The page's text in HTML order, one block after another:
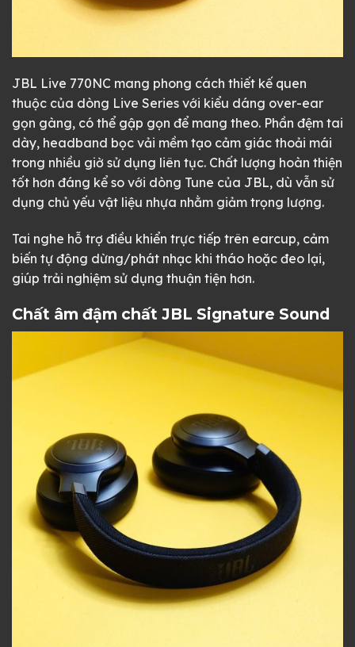
JBL Live 770NC mang phong cách thiết kế quen
thuộc của dòng Live Series với kiểu dáng over-ear
gọn gàng, có thể gập gọn để mang theo. Phần đệm tai
dày, headband bọc vải mềm tạo cảm giác thoải mái
trong nhiều giờ sử dụng liên tục. Chất lượng hoàn thiện
tốt hơn đáng kể so với dòng Tune của JBL, dù vẫn sử
dụng chủ yếu vật liệu nhựa nhằm giảm trọng lượng.
Tai nghe hỗ trợ điều khiển trực tiếp trên earcup, cảm
biến tự động dừng/phát nhạc khi tháo hoặc đeo lại,
giúp trải nghiệm sử dụng thuận tiện hơn.
Chất âm đậm chất JBL Signature Sound